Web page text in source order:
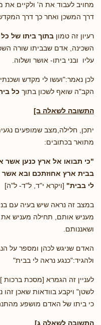
מחויב לעבוד את ה' ולקיים את
דרך המשכן ואחר כך דרך
רעיון זה טמון בתוך ביתו של
השכינה, אדם שבביתו שורה
עליו ובני ביתו- אושר ושלוה.
לכן נאמר:"ועשו לי מקדש
הקב"ה שואף לשכון בתוך כל
התשובה לשאלה ב]
יתכן, חלילה,מצב שמופעים
מתואר בכתובים:
"כי תבואו אל ארץ כנען אשר
בבית ארץ אחוזתכם ובא אשר
לי בבית" [ויקרא י"ד, ל"ד- ל"ה]
במצב זה נראה שיש בעיה עם
מעניש אותם, תחילה מעניש
ושאננותם.
האדם שניגש לכהן ומספר על
ולהגיד:"כנגע נראה לי בבית"
לעניין זה הגמרא [מסכת
לשטן" ויקבע בוודאות שאכן זהו
כי ביתו של האדם מושפע
התשובה לשאלה ג]